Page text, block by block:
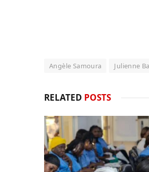
Angèle Samoura Julienne
RELATED POSTS